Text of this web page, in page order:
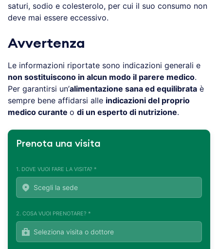
saturi, sodio e colesterolo, per cui il suo consumo non
deve mai essere eccessivo.
Avvertenza
Le informazioni riportate sono indicazioni generali e
non sostituiscono in alcun modo il parere medico.
Per garantirsi un’alimentazione sana ed equilibrata è
sempre bene affidarsi alle indicazioni del proprio
medico curante o di un esperto di nutrizione.
Prenota una visita
1. DOVE VUOI FARE LA VISITA? *
2. COSA VUOI PRENOTARE? *